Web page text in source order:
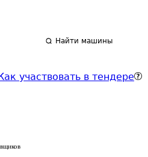
Найти машины
участвовать в тендере